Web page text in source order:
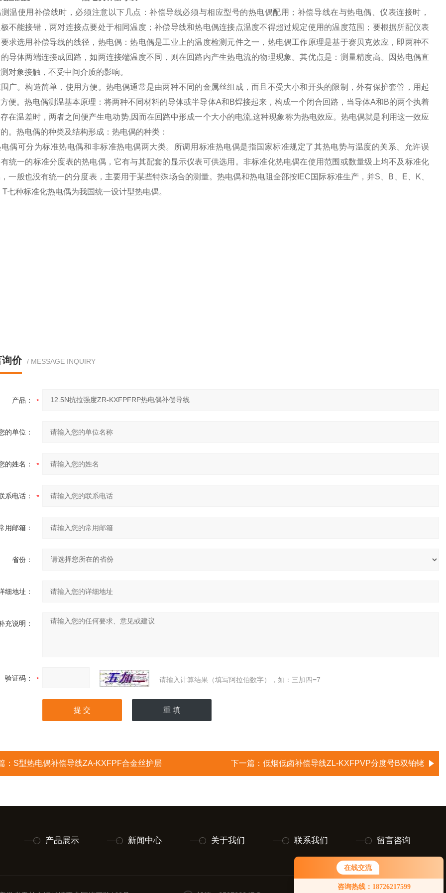
在线交流
咨询热线：18726217599
您好！欢迎前来咨询，很高兴为您
温使用补偿线时，必须注意以下几点：补偿导线必须与相应型号的热电偶配用；补偿导线在与热电偶、仪表连接时，
不能接错，两对连接点要处于相同温度；补偿导线和热电偶连接点温度不得超过规定使用的温度范围；要根据所配仪表
求选用补偿导线的线径，热电偶：热电偶是工业上的温度检测元件之一，热电偶工作原理是基于赛贝克效应，即两种不
导体两端连接成回路，如两连接端温度不同，则在回路内产生热电流的物理现象。其优点是：测量精度高。因热电偶直
对象接触，不受中间介质的影响。
广。构造简单，使用方便。热电偶通常是由两种不同的金属丝组成，而且不受大小和开头的限制，外有保护套管，用起
便。热电偶测温基本原理：将两种不同材料的导体或半导体A和B焊接起来，构成一个闭合回路，当导体A和B的两个执着
在温差时，两者之间便产生电动势,因而在回路中形成一个大小的电流,这种现象称为热电效应。热电偶就是利用这一效应
。热电偶的种类及结构形成：热电偶的种类：
偶可分为标准热电偶和非标准热电偶两大类。所调用标准热电偶是指国家标准规定了其热电势与温度的关系、允许误
统一的标准分度表的热电偶，它有与其配套的显示仪表可供选用。非标准化热电偶在使用范围或数量级上均不及标准化
一般也没有统一的分度表，主要用于某些特殊场合的测量。热电偶和热电阻全部按IEC国际标准生产，并S、B、E、K、
七种标准化热电偶为我国统一设计型热电偶。
价 / MESSAGE INQUIRY
产品：
的单位：
的姓名：
系电话：
用邮箱：
省份：
细地址：
充说明：
验证码： 请输入计算结果（填写阿拉伯数字），如：三加四=7
： S型热电偶补偿导线ZA-KXFPF合金丝护层 下一篇： 低烟低卤补偿导线ZL-KXFPVP分度号B双铂铑
产品展示 新闻中心 关于我们 联系我们 留言咨询